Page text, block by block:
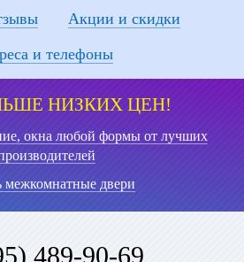
Акции и скидки
и телефоны
НИЗКИХ ЦЕН!
окна любой формы от лучших
межкомнатные двери
489-90-69